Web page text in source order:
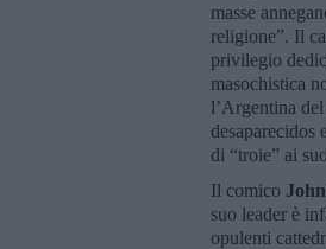
masse
religione”. Il
privilegio
masochistica
l’Argentina
di “troie” ai
Il comico
suo leader è
opulenti